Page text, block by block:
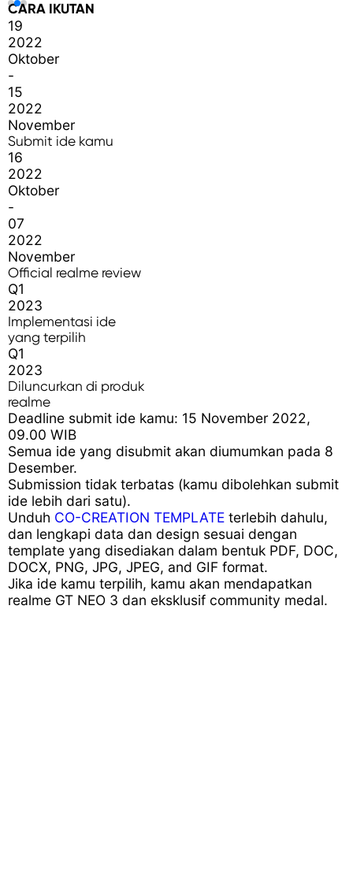
CARA IKUTAN
19
2022
Oktober
-
15
2022
November
Submit ide kamu
16
2022
Oktober
-
07
2022
November
Official realme review
Q1
2023
Implementasi ide
yang terpilih
Q1
2023
Diluncurkan di produk
realme
Deadline submit ide kamu: 15 November 2022,
09.00 WIB
Semua ide yang disubmit akan diumumkan pada 8
Desember.
Submission tidak terbatas (kamu dibolehkan submit
ide lebih dari satu).
Unduh CO-CREATION TEMPLATEterlebih dahulu,
dan lengkapi data dan design sesuai dengan
template yang disediakan dalam bentuk PDF, DOC,
DOCX, PNG, JPG, JPEG, and GIF format.
Jika ide kamu terpilih, kamu akan mendapatkan
realme GT NEO 3 dan eksklusif community medal.